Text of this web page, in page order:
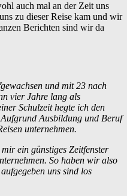
auch mal an der Zeit uns
zu dieser Reise kam und wir
Berichten sind wir da
und mit 23 nach
vier Jahre lang als
Schulzeit hegte ich den
Ausbildung und Beruf
unternehmen.
ein günstiges Zeitfenster
So haben wir also
uns sind los